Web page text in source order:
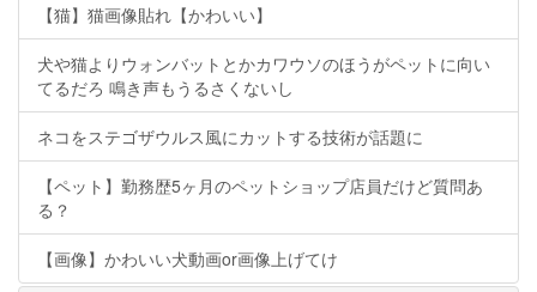
【猫】猫画像貼れ【かわいい】
犬や猫よりウォンバットとかカワウソのほうがペットに向い
てるだろ 鳴き声もうるさくないし
ネコをステゴザウルス風にカットする技術が話題に
【ペット】勤務歴5ヶ月のペットショップ店員だけど質問あ
る？
【画像】かわいい犬動画or画像上げてけ